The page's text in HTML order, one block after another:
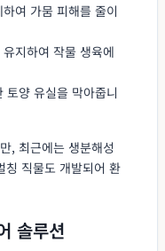
여 가뭄 피해를 줄이
지하여 작물 생육에
토양 유실을 막아줍니
, 최근에는 생분해성
칭 직물도 개발되어 환
솔루션